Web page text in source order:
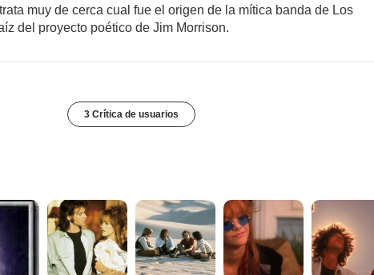
muy de cerca cual fue el origen de la mítica banda de Los
del proyecto poético de Jim Morrison.
3 Crítica de usuarios